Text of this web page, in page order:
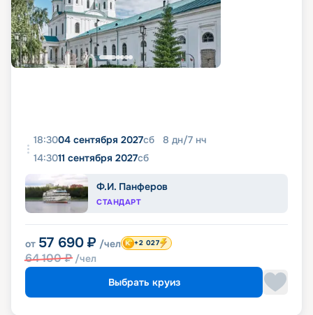
18:3004 сентября 2027сб 8 дн/7 нч
14:3011 сентября 2027сб
Ф.И. Панферов
СТАНДАРТ
от 57 690 ₽ /чел
64 100₽ /чел
+2 027
Выбрать круиз